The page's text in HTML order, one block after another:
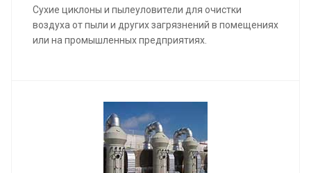
Сухие циклоны и пылеуловители для очистки
воздуха от пыли и других загрязнений в помещениях
или на промышленных предприятиях.